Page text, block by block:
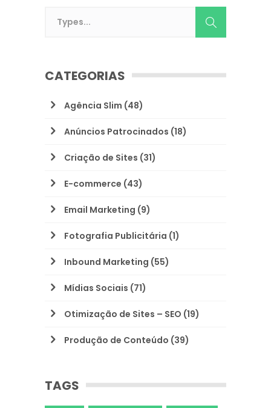
CATEGORIAS
Agência Slim (48)
Anúncios Patrocinados (18)
Criação de Sites (31)
E-commerce (43)
Email Marketing (9)
Fotografia Publicitária (1)
Inbound Marketing (55)
Mídias Sociais (71)
Otimização de Sites – SEO (19)
Produção de Conteúdo (39)
TAGS